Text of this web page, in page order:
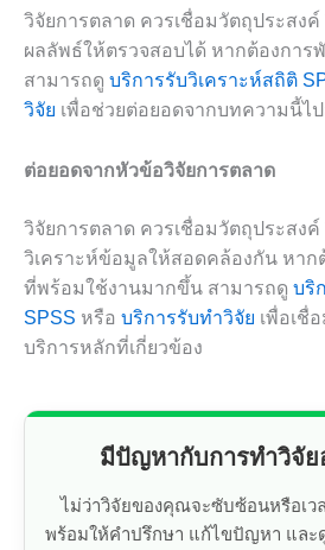
วิจัยการตลาด ควรเชื่อมวัตถุประสงค์
ผลลัพธ์ให้ตรวจสอบได้ หากต้องการ
สามารถดู บริการรับวิเคราะห์สถิติ
วิจัย เพื่อช่วยต่อยอดจากบทความนี้ไ
ต่อยอดจากหัวข้อวิจัยการตลาด
วิจัยการตลาด ควรเชื่อมวัตถุประสง
วิเคราะห์ข้อมูลให้สอดคล้องกัน หาก
ที่พร้อมใช้งานมากขึ้น สามารถดู บริ
SPSS หรือ บริการรับทำวิจัย เพื่อเชื่
บริการหลักที่เกี่ยวข้อง
มีปัญหากับการทำวิจัย
ไม่ว่าวิจัยของคุณจะซับซ้อนหรือเว
พร้อมให้คำปรึกษา แก้ไขปัญหา และ